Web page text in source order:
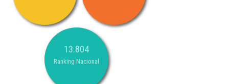
13.804
Ranking Nacional